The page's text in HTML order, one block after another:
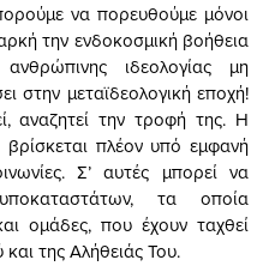
να πορευθούμε μόνοι
την ενδοκοσμική βοήθεια
ιδεολογίας μη
στην μεταϊδεολογική εποχή!
αναζητεί την τροφή της. Η
πλέον υπό εμφανή
Σ’ αυτές μπορεί να
τα οποία
ομάδες, που έχουν ταχθεί
της Αλήθειάς Του.